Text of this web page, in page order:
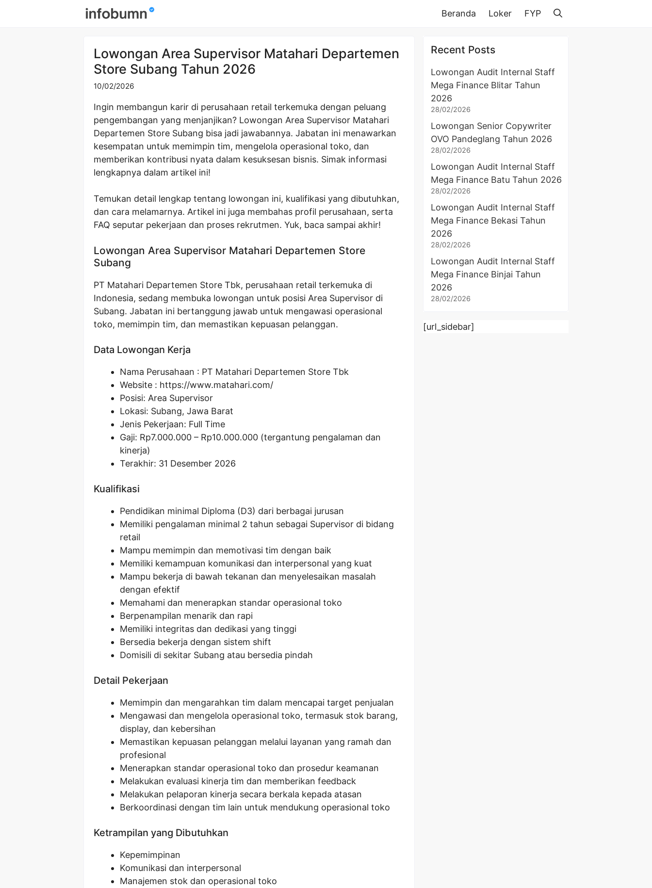
Beranda Loker FYP
Lowongan Area Supervisor Matahari Departemen
Store Subang Tahun 2026
10/02/2026
Ingin membangun karir di perusahaan retail terkemuka dengan peluang
pengembangan yang menjanjikan? Lowongan Area Supervisor Matahari
Departemen Store Subang bisa jadi jawabannya. Jabatan ini menawarkan
kesempatan untuk memimpin tim, mengelola operasional toko, dan
memberikan kontribusi nyata dalam kesuksesan bisnis. Simak informasi
lengkapnya dalam artikel ini!
Temukan detail lengkap tentang lowongan ini, kualifikasi yang dibutuhkan,
dan cara melamarnya. Artikel ini juga membahas profil perusahaan, serta
FAQ seputar pekerjaan dan proses rekrutmen. Yuk, baca sampai akhir!
Lowongan Area Supervisor Matahari Departemen Store
Subang
PT Matahari Departemen Store Tbk, perusahaan retail terkemuka di
Indonesia, sedang membuka lowongan untuk posisi Area Supervisor di
Subang. Jabatan ini bertanggung jawab untuk mengawasi operasional
toko, memimpin tim, dan memastikan kepuasan pelanggan.
Data Lowongan Kerja
Nama Perusahaan : PT Matahari Departemen Store Tbk
Website : https://www.matahari.com/
Posisi: Area Supervisor
Lokasi: Subang, Jawa Barat
Jenis Pekerjaan: Full Time
Gaji: Rp7.000.000 – Rp10.000.000 (tergantung pengalaman dan
kinerja)
Terakhir: 31 Desember 2026
Kualifikasi
Pendidikan minimal Diploma (D3) dari berbagai jurusan
Memiliki pengalaman minimal 2 tahun sebagai Supervisor di bidang
retail
Mampu memimpin dan memotivasi tim dengan baik
Memiliki kemampuan komunikasi dan interpersonal yang kuat
Mampu bekerja di bawah tekanan dan menyelesaikan masalah
dengan efektif
Memahami dan menerapkan standar operasional toko
Berpenampilan menarik dan rapi
Memiliki integritas dan dedikasi yang tinggi
Bersedia bekerja dengan sistem shift
Domisili di sekitar Subang atau bersedia pindah
Detail Pekerjaan
Memimpin dan mengarahkan tim dalam mencapai target penjualan
Mengawasi dan mengelola operasional toko, termasuk stok barang,
display, dan kebersihan
Memastikan kepuasan pelanggan melalui layanan yang ramah dan
profesional
Menerapkan standar operasional toko dan prosedur keamanan
Melakukan evaluasi kinerja tim dan memberikan feedback
Melakukan pelaporan kinerja secara berkala kepada atasan
Berkoordinasi dengan tim lain untuk mendukung operasional toko
Ketrampilan yang Dibutuhkan
Kepemimpinan
Komunikasi dan interpersonal
Manajemen stok dan operasional toko
Recent Posts
Lowongan Audit Internal Staff
Mega Finance Blitar Tahun
2026
28/02/2026
Lowongan Senior Copywriter
OVO Pandeglang Tahun 2026
28/02/2026
Lowongan Audit Internal Staff
Mega Finance Batu Tahun 2026
28/02/2026
Lowongan Audit Internal Staff
Mega Finance Bekasi Tahun
2026
28/02/2026
Lowongan Audit Internal Staff
Mega Finance Binjai Tahun
2026
28/02/2026
[url_sidebar]